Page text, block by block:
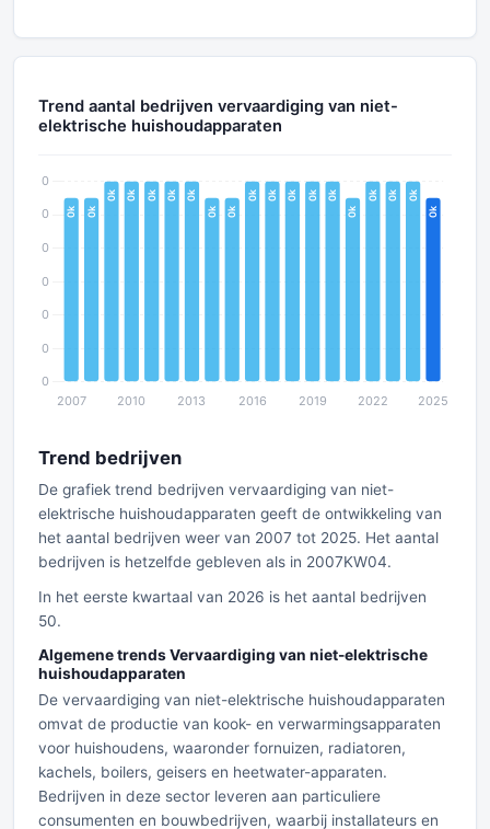
Trend aantal bedrijven vervaardiging van niet-
elektrische huishoudapparaten
Trend bedrijven
De grafiek trend bedrijven vervaardiging van niet-
elektrische huishoudapparaten geeft de ontwikkeling van
het aantal bedrijven weer van 2007 tot 2025. Het aantal
bedrijven is hetzelfde gebleven als in 2007KW04.
In het eerste kwartaal van 2026 is het aantal bedrijven
50.
Algemene trends Vervaardiging van niet-elektrische
huishoudapparaten
De vervaardiging van niet-elektrische huishoudapparaten
omvat de productie van kook- en verwarmingsapparaten
voor huishoudens, waaronder fornuizen, radiatoren,
kachels, boilers, geisers en heetwater-apparaten.
Bedrijven in deze sector leveren aan particuliere
consumenten en bouwbedrijven, waarbij installateurs en